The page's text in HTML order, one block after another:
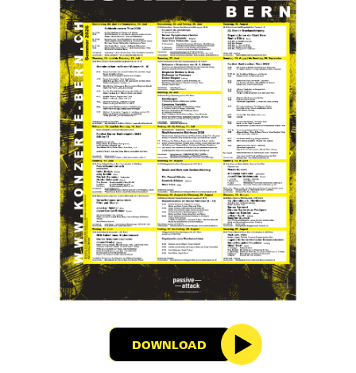
DOWNLOAD